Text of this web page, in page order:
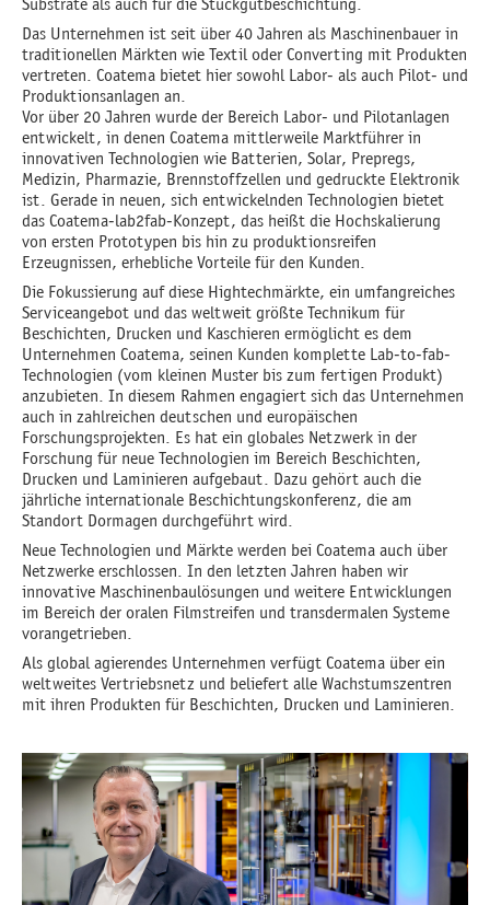
Das Unternehmen ist seit über 40 Jahren als Maschinenbauer in
traditionellen Märkten wie Textil oder Converting mit Produkten
vertreten. Coatema bietet hier sowohl Labor- als auch Pilot- und
Produktionsanlagen an.
Vor über 20 Jahren wurde der Bereich Labor- und Pilotanlagen
entwickelt, in denen Coatema mittlerweile Marktführer in
innovativen Technologien wie Batterien, Solar, Prepregs,
Medizin, Pharmazie, Brennstoffzellen und gedruckte Elektronik
ist. Gerade in neuen, sich entwickelnden Technologien bietet
das Coatema-lab2fab-Konzept, das heißt die Hochskalierung
von ersten Prototypen bis hin zu produktionsreifen
Erzeugnissen, erhebliche Vorteile für den Kunden.
Die Fokussierung auf diese Hightechmärkte, ein umfangreiches
Serviceangebot und das weltweit größte Technikum für
Beschichten, Drucken und Kaschieren ermöglicht es dem
Unternehmen Coatema, seinen Kunden komplette Lab-to-fab-
Technologien (vom kleinen Muster bis zum fertigen Produkt)
anzubieten. In diesem Rahmen engagiert sich das Unternehmen
auch in zahlreichen deutschen und europäischen
Forschungsprojekten. Es hat ein globales Netzwerk in der
Forschung für neue Technologien im Bereich Beschichten,
Drucken und Laminieren aufgebaut. Dazu gehört auch die
jährliche internationale Beschichtungskonferenz, die am
Standort Dormagen durchgeführt wird.
Neue Technologien und Märkte werden bei Coatema auch über
Netzwerke erschlossen. In den letzten Jahren haben wir
innovative Maschinenbaulösungen und weitere Entwicklungen
im Bereich der oralen Filmstreifen und transdermalen Systeme
vorangetrieben.
Als global agierendes Unternehmen verfügt Coatema über ein
weltweites Vertriebsnetz und beliefert alle Wachstumszentren
mit ihren Produkten für Beschichten, Drucken und Laminieren.